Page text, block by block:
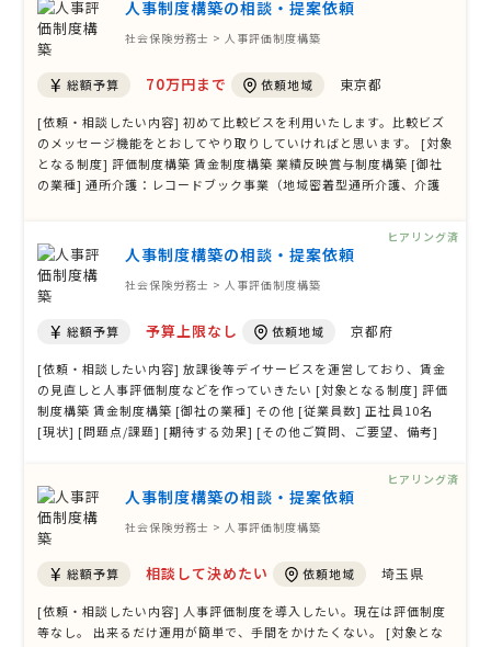
人事制度構築の相談・提案依頼
社会保険労務士 > 人事評価制度構築
総額予算 70万円まで 依頼地域 東京都
[依頼・相談したい内容] 初めて比較ビスを利用いたします。比較ビズ
のメッセージ機能をとおしてやり取りしていければと思います。 [対象
となる制度] 評価制度構築 賃金制度構築 業績反映賞与制度構築 [御社
の業種] 通所介護：レコードブック事業（地域密着型通所介護、介護
[現状] 設立5年 …人事制度構築の相談・提案依頼
社会保険労務士 > 人事評価制度構築
総額予算 予算上限なし 依頼地域 京都府
[依頼・相談したい内容] 放課後等デイサービスを運営しており、賃金
の見直しと人事評価制度などを作っていきたい [対象となる制度] 評価
制度構築 賃金制度構築 [御社の業種] その他 [従業員数] 正社員10名
[現状] [問題点/課題] [期待する効果] [その他ご質問、ご要望、備考]
ヒアリング済
人事制度構築の相談・提案依頼
社会保険労務士 > 人事評価制度構築
総額予算 相談して決めたい 依頼地域 埼玉県
[依頼・相談したい内容] 人事評価制度を導入したい。現在は評価制度
等なし。 出来るだけ運用が簡単で、手間をかけたくない。 [対象とな
ヒアリング済